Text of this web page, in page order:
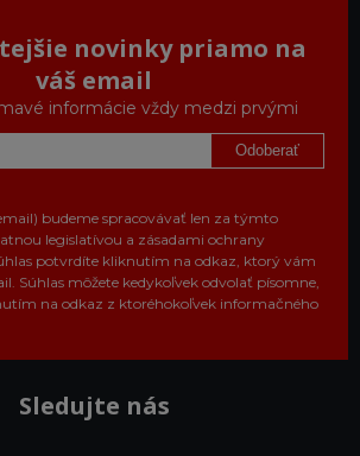
novinky priamo na
váš email
informácie vždy medzi prvými
Odoberať
budeme spracovávať len za týmto
legislatívou a zásadami ochrany
potvrdíte kliknutím na odkaz, ktorý vám
Súhlas môžete kedykoľvek odvolať písomne,
na odkaz z ktoréhokoľvek informačného
Sledujte nás